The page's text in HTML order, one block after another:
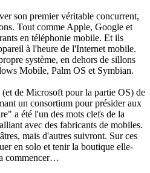
son premier véritable concurrent,
Tout comme Apple, Google et
en téléphonie mobile. Et ils
à l'heure de l'Internet mobile.
système, en dehors de sillons
Mobile, Palm OS et Symbian.
de Microsoft pour la partie OS) de
un consortium pour présider aux
a été l'un des mots clefs de la
avec des fabricants de mobiles.
mais d'autres suivront. Sur ces
en solo et tenir la boutique elle-
commencer…